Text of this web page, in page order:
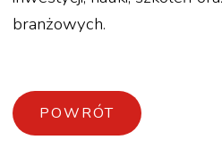
branżowych.
POWRÓT